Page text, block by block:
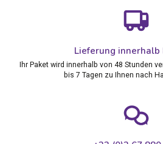
Lieferung innerhalb
Ihr Paket wird innerhalb von 48 Stunden
bis 7 Tagen zu Ihnen nach